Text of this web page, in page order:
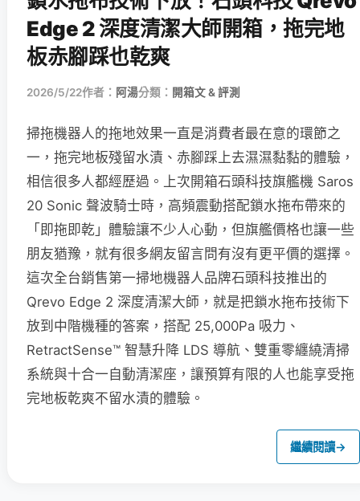
Edge 2 深度清潔大師開箱，拖完地
板赤腳踩也乾爽
2026/5/22作者： 阿湯分類： 開箱文 & 評測
掃拖機器人的拖地效果一直是消費者最在意的環節之
一，拖完地板殘留水漬、赤腳踩上去濕濕黏黏的體驗，
相信很多人都經歷過。上次開箱石頭科技旗艦機 Saros
20 Sonic 聲波騎士時，高頻震動搭配鎖水拖布帶來的
「即拖即乾」體驗讓不少人心動，但旗艦價格也讓一些
朋友猶豫，就有很多網友留言問有沒有更平價的選擇。
這次全台銷售第一掃地機器人品牌石頭科技推出的
Qrevo Edge 2 深度清潔大師，就是把鎖水拖布技術下
放到中階機種的答案，搭配 25,000Pa 吸力、
RetractSense™ 智慧升降 LDS 導航、雙重零纏繞清掃
系統與十合一自動清潔座，讓預算有限的人也能享受拖
完地板乾爽不留水漬的體驗。
繼續閱讀→